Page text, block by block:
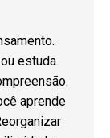
estuda.
aprende